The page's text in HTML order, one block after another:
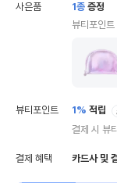
사은품 1종 증정
뷰티포인트
뷰티포인트 1% 적립
결제 시 뷰
결제 혜택 카드사 및